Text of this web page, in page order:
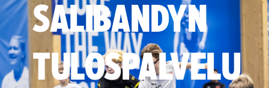
SALIBANDYN
TULOSPALVELU